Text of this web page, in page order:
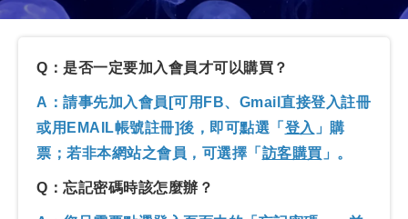
Q：是否一定要加入會員才可以購買？
A：請事先加入會員[可用FB、Gmail直接登入註冊
或用EMAIL帳號註冊]後，即可點選「 登入 」購
票；若非本網站之會員，可選擇「 訪客購買 」。
Q：忘記密碼時該怎麼辦？